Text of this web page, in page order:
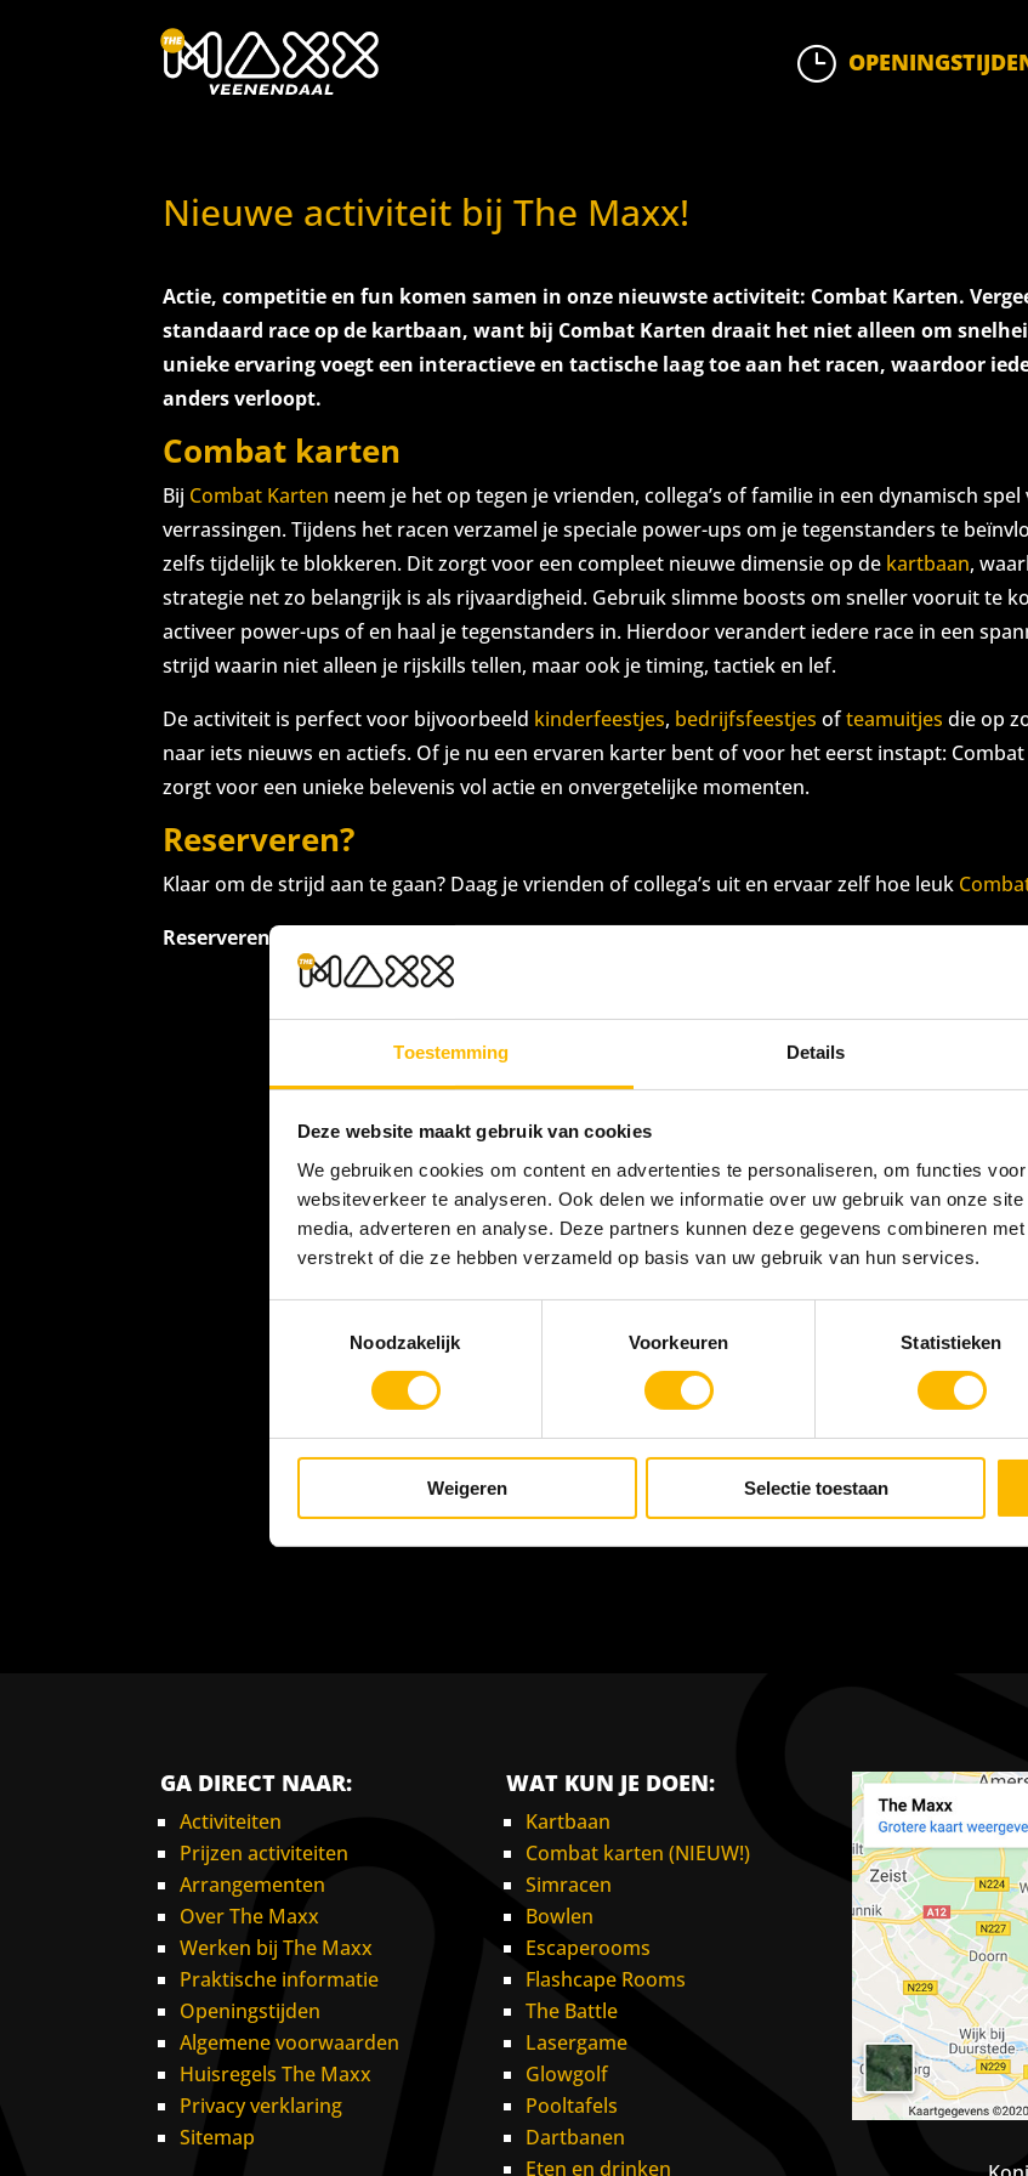
Toestemming Details
Deze website maakt gebruik van cookies
We gebruiken cookies om content en advertenties te personaliseren, om functies
websiteverkeer te analyseren. Ook delen we informatie over uw gebruik van onze
media, adverteren en analyse. Deze partners kunnen deze gegevens combineren
verstrekt of die ze hebben verzameld op basis van uw gebruik van hun services.
Noodzakelijk
Voorkeuren Statistieken
Weigeren Selectie toestaan
}
Nieuwe activiteit bij The Maxx!
Actie, competitie en fun komen samen in onze nieuwste activiteit: Combat Karten.
standaard race op de kartbaan, want bij Combat Karten draait het niet alleen om
unieke ervaring voegt een interactieve en tactische laag toe aan het racen, waardoor
anders verloopt.
Combat karten
Bij Combat Karten neem je het op tegen je vrienden, collega’s of familie in een dynamisch spel
verrassingen. Tijdens het racen verzamel je speciale power-ups om je tegenstanders te
zelfs tijdelijk te blokkeren. Dit zorgt voor een compleet nieuwe dimensie op de kartbaan,
strategie net zo belangrijk is als rijvaardigheid. Gebruik slimme boosts om sneller vooruit te
activeer power-ups of en haal je tegenstanders in. Hierdoor verandert iedere race in een
strijd waarin niet alleen je rijskills tellen, maar ook je timing, tactiek en lef.
De activiteit is perfect voor bijvoorbeeld kinderfeestjes, bedrijfsfeestjes ofteamuitjes die op
naar iets nieuws en actiefs. Of je nu een ervaren karter bent of voor het eerst instapt:
zorgt voor een unieke belevenis vol actie en onvergetelijke momenten.
Reserveren?
Klaar om de strijd aan te gaan? Daag je vrienden of collega’s uit en ervaar zelf hoe leuk
Reserveren kan vanaf woensdag 15 juli
GA DIRECT NAAR:
Activiteiten
Prijzen activiteiten
Arrangementen
Over The Maxx
Werken bij The Maxx
Praktische informatie
Openingstijden
Algemene voorwaarden
Huisregels The Maxx
Privacy verklaring
Sitemap
WAT KUN JE DOEN:
Kartbaan
Combat karten (NIEUW!)
Simracen
Bowlen
Escaperooms
Flashcape Rooms
The Battle
Lasergame
Glowgolf
Pooltafels
Dartbanen
Eten en drinken